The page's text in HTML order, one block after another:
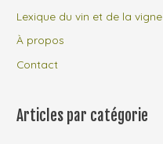
Lexique du vin et de la vigne
À propos
Contact
Articles par catégorie